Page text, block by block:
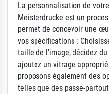
La personnalisation de
Meisterdrucke est un
permet de concevoir une
vos spécifications :
taille de l'image, décidez
ajoutez un vitrage
proposons également des
telles que des passe-